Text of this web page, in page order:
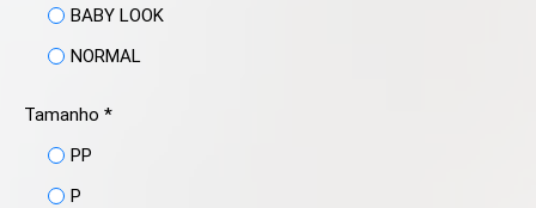
BABY LOOK
NORMAL
Tamanho *
PP
P